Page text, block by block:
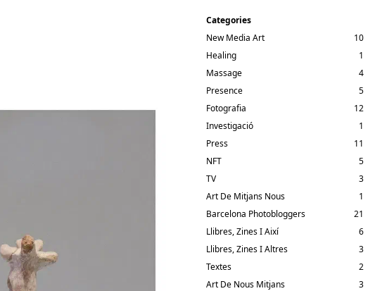
Categories
New Media Art
10
Healing
1
Massage
4
Presence
5
Fotografia
12
Investigació
1
Press
11
NFT
5
TV
3
Art De Mitjans Nous
1
Barcelona Photobloggers
21
Llibres, Zines I Així
6
Llibres, Zines I Altres
3
Textes
2
Art De Nous Mitjans
3